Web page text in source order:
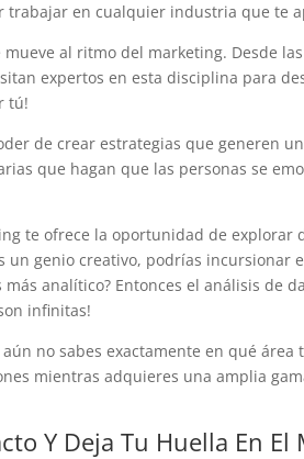
trabajar en cualquier industria que te
al ritmo del marketing. Desde
expertos en esta disciplina para
tú!
de crear estrategias que generen
que hagan que las personas se
te ofrece la oportunidad de explorar
un genio creativo, podrías incursionar
más analítico? Entonces el análisis de
infinitas!
no sabes exactamente en qué
mientras adquieres una amplia
Y Deja Tu Huella En El